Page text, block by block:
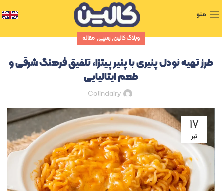
منو
وبلاگ کالین,رسپی, مقاله
طرز تهیه نودل پنیری با پنیر پیتزا، تلفیق فرهنگ شرقی و
طعم ایتالیایی
Calindairy
۱۷
تیر